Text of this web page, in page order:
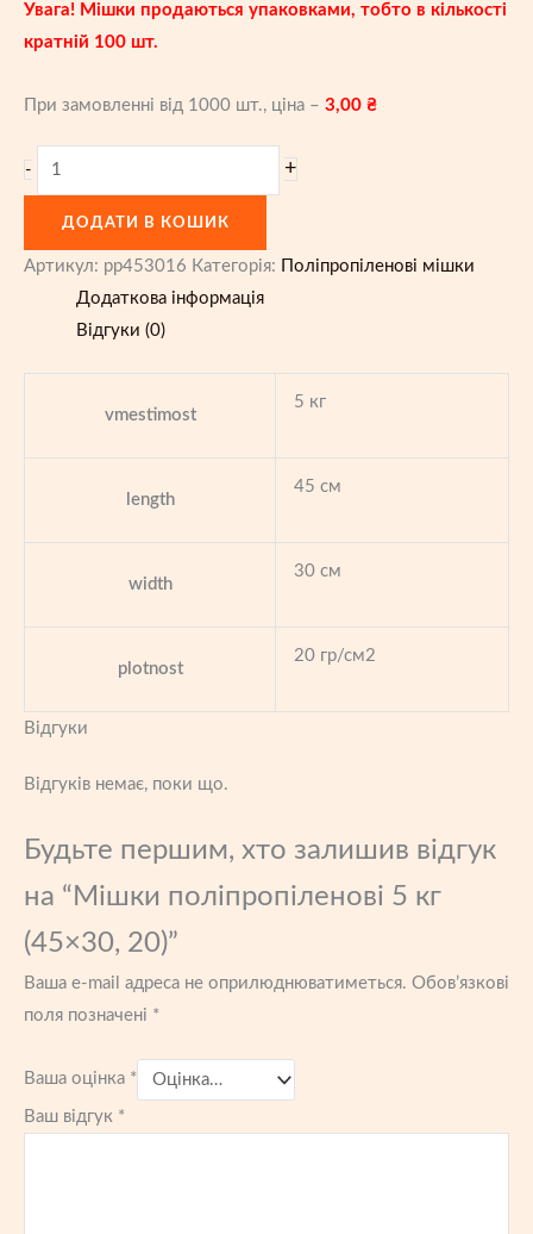
Увага! Мішки продаються упаковками, тобто в кількості
кратній 100 шт.
При замовленні від 1000 шт., ціна – 3,00 ₴
-
Мішки
поліпропіленові
(45x30,
+
ДОДАТИ В КОШИК
Артикул: pp453016 Категорія: Поліпропіленові мішки
Додаткова інформація
Відгуки (0)
vmestimost
5 кг
length
45 см
width
30 см
plotnost
20 гр/см2
Відгуки
Відгуків немає, поки що.
Будьте першим, хто залишив відгук
на “Мішки поліпропіленові 5 кг
(45×30, 20)”
Ваша e-mail адреса не оприлюднюватиметься. Обов’язкові
поля позначені *
Ваша оцінка *
Ваш відгук *